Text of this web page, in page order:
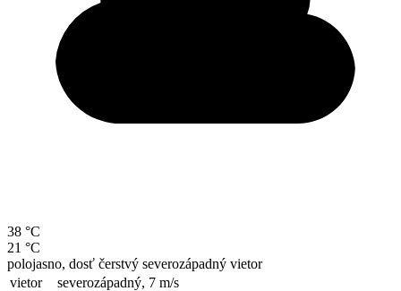
38 °C
21 °C
polojasno, dosť čerstvý severozápadný vietor
vietor
severozápadný, 7 m/s